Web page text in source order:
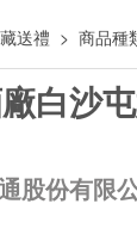
送禮 > 商品種
白沙
股份有限